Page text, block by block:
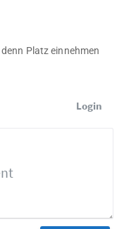
Platz einnehmen
Login